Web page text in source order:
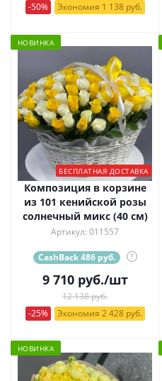
-50%
Экономия 1 138 руб.
НОВИНКА
БЕСПЛАТНАЯ ДОСТАВКА
Композиция в корзине
из 101 кенийской розы
солнечный микс (40 см)
Артикул: 011557
CashBack 486 руб. ?
9 710руб./шт
12 138 руб.
-25%
Экономия 2 428 руб.
НОВИНКА